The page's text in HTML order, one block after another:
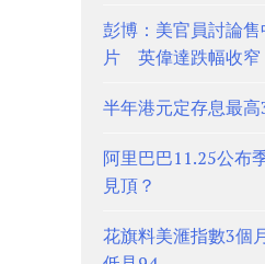
彭博：美官員討論
片 英偉達跌幅收
半年港元定存息最
阿里巴巴11.25公
見頂？
花旗料美滙指數3個